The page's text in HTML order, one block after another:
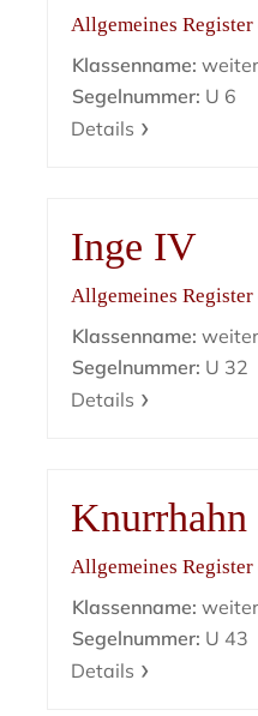
Allgemeines Register
Klassenname:
Segelnummer: U 6
Details
Inge IV
Allgemeines Register
Klassenname:
Segelnummer: U 32
Details
Knurrhahn
Allgemeines Register
Klassenname:
Segelnummer: U 43
Details